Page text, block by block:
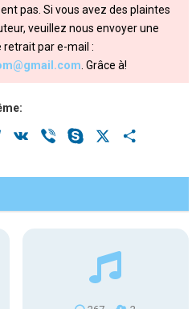
pas. Si vous avez des plaintes
veuillez nous envoyer une
retrait par e-mail :
. Grâce à!
Telegram
VK Viber Skype